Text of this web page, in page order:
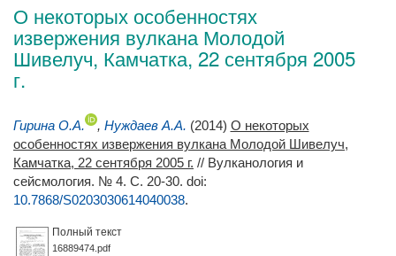
О некоторых особенностях
извержения вулкана Молодой
Шивелуч, Камчатка, 22 сентября 2005
г.
Гирина О.А. , Нуждаев А.А. (2014) О некоторых
особенностях извержения вулкана Молодой Шивелуч,
Камчатка, 22 сентября 2005 г. // Вулканология и
сейсмология. № 4. С. 20-30. doi:
10.7868/S0203030614040038.
Полный текст
16889474.pdf